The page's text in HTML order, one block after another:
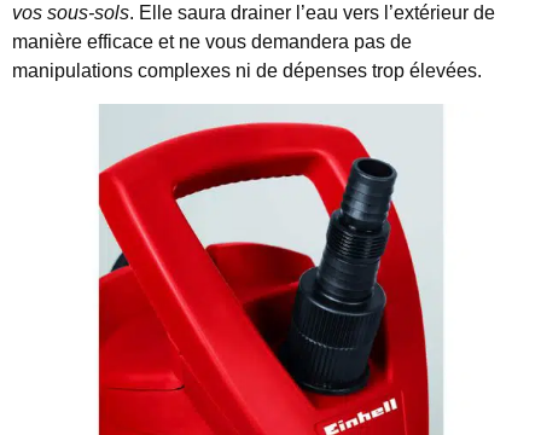
vos sous-sols. Elle saura drainer l’eau vers l’extérieur de
manière efficace et ne vous demandera pas de
manipulations complexes ni de dépenses trop élevées.